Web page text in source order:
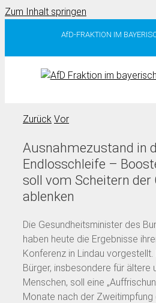
Zum Inhalt springen
AfD-FRAKTION IM
Zurück Vor
Ausnahmezustand in
Endlosschleife –
soll vom Scheitern der
ablenken
Die Gesundheitsminister des
haben heute die Ergebnisse
Konferenz in Lindau
Bürger, insbesondere für ältere
Menschen, soll eine
Monate nach der